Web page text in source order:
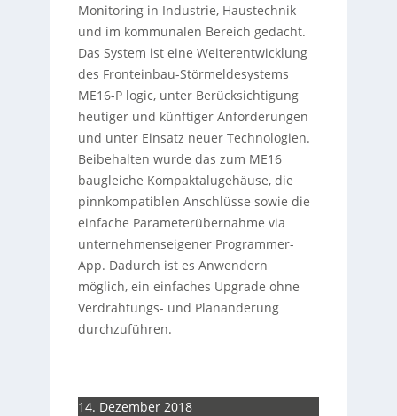
Monitoring in Industrie, Haustechnik
und im kommunalen Bereich gedacht.
Das System ist eine Weiterentwicklung
des Fronteinbau-Störmeldesystems
ME16-P logic, unter Berücksichtigung
heutiger und künftiger Anforderungen
und unter Einsatz neuer Technologien.
Beibehalten wurde das zum ME16
baugleiche Kompaktalugehäuse, die
pinnkompatiblen Anschlüsse sowie die
einfache Parameterübernahme via
unternehmenseigener Programmer-
App. Dadurch ist es Anwendern
möglich, ein einfaches Upgrade ohne
Verdrahtungs- und Planänderung
durchzuführen.
14. Dezember 2018